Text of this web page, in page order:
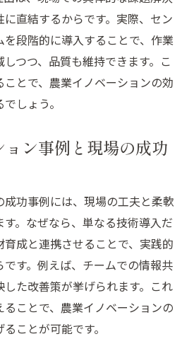
ションで課題解決を図る実践
ンで若者参入の壁を越える
ションが若者参入の壁を低く
ンで実現する若者の農業新規
ションを活用した参入促進策
える農業イノベーションの実
ンが農業の未来と若者を繋ぐ
向上に役立つ最新技術
直結するからです。実際、セン
段階的に導入することで、作業
つつ、品質も維持できます。こ
ことで、農業イノベーションの効
しょう。
ン事例と現場の成功
功事例には、現場の工夫と柔軟
。なぜなら、単なる技術導入だ
成と連携させることで、実践的
す。例えば、チームでの情報共
た改善策が挙げられます。これ
ことで、農業イノベーションの
ことが可能です。